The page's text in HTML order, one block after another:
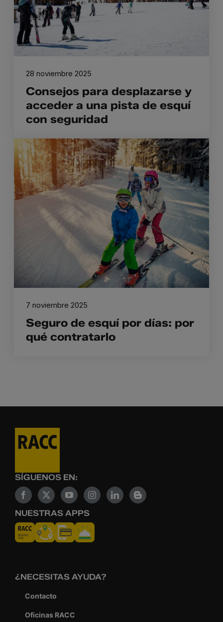
Consejos para desplazarse y
acceder a una pista de esquí
con seguridad
28 noviembre 2025
Seguro de esquí por días: por
qué contratarlo
7 noviembre 2025
SÍGUENOS EN:
NUESTRAS APPS
¿NECESITAS AYUDA?
Contacto
Oficinas RACC